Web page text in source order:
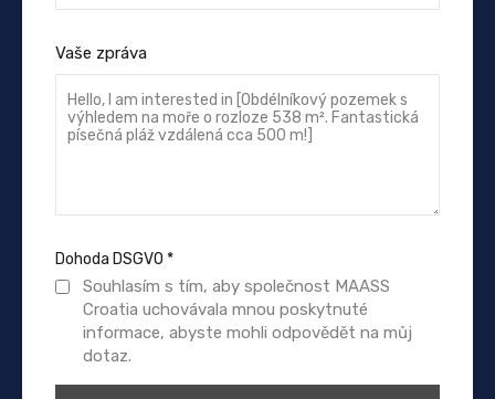
Vaše zpráva
Dohoda DSGVO *
Souhlasím s tím, aby společnost MAASS
Croatia uchovávala mnou poskytnuté
informace, abyste mohli odpovědět na můj
dotaz.